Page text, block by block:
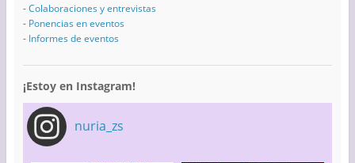
-Colaboraciones y entrevistas
- Ponencias en eventos
- Informes de eventos
¡Estoy en Instagram!
nuria_zs